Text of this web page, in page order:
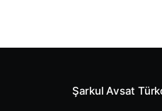
Şarkul Avsat